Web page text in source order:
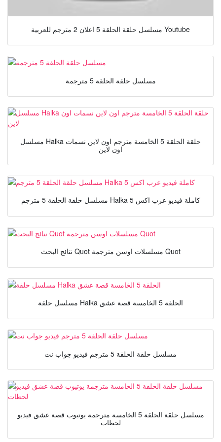
مسلسل حلقة الحلقة 5 اعلان 2 مترجم للعربية Youtube
مسلسل حلقة الحلقة 5 مترجمة
مسلسل Halka حلقة الحلقة 5 الخامسة مترجم اون لاين نسمات
اون لاين
مسلسل حلقة الحلقة 5 مترجم Halka 5 كاملة فيديو عرب اكس
نتائج البحث Quot مسلسلات اوسن مترجمة Quot
مسلسل حلقة Halka الحلقة 5 الخامسة قصة عشق
مسلسل حلقة الحلقة 5 مترجم فيديو جواب نت
مسلسل حلقة الحلقة 5 الخامسة مترجمة يوتيوب قصة عشق فيديو
لحظات